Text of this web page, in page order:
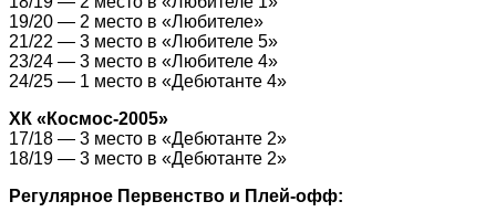
19/20 — 2 место в «Любителе»
21/22 — 3 место в «Любителе 5»
23/24 — 3 место в «Любителе 4»
24/25 — 1 место в «Дебютанте 4»
ХК «Космос-2005»
17/18 — 3 место в «Дебютанте 2»
18/19 — 3 место в «Дебютанте 2»
Регулярное Первенство и Плей-офф: